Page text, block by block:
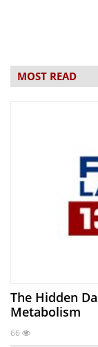
MOST READ
The Hidden
Metabolism
66